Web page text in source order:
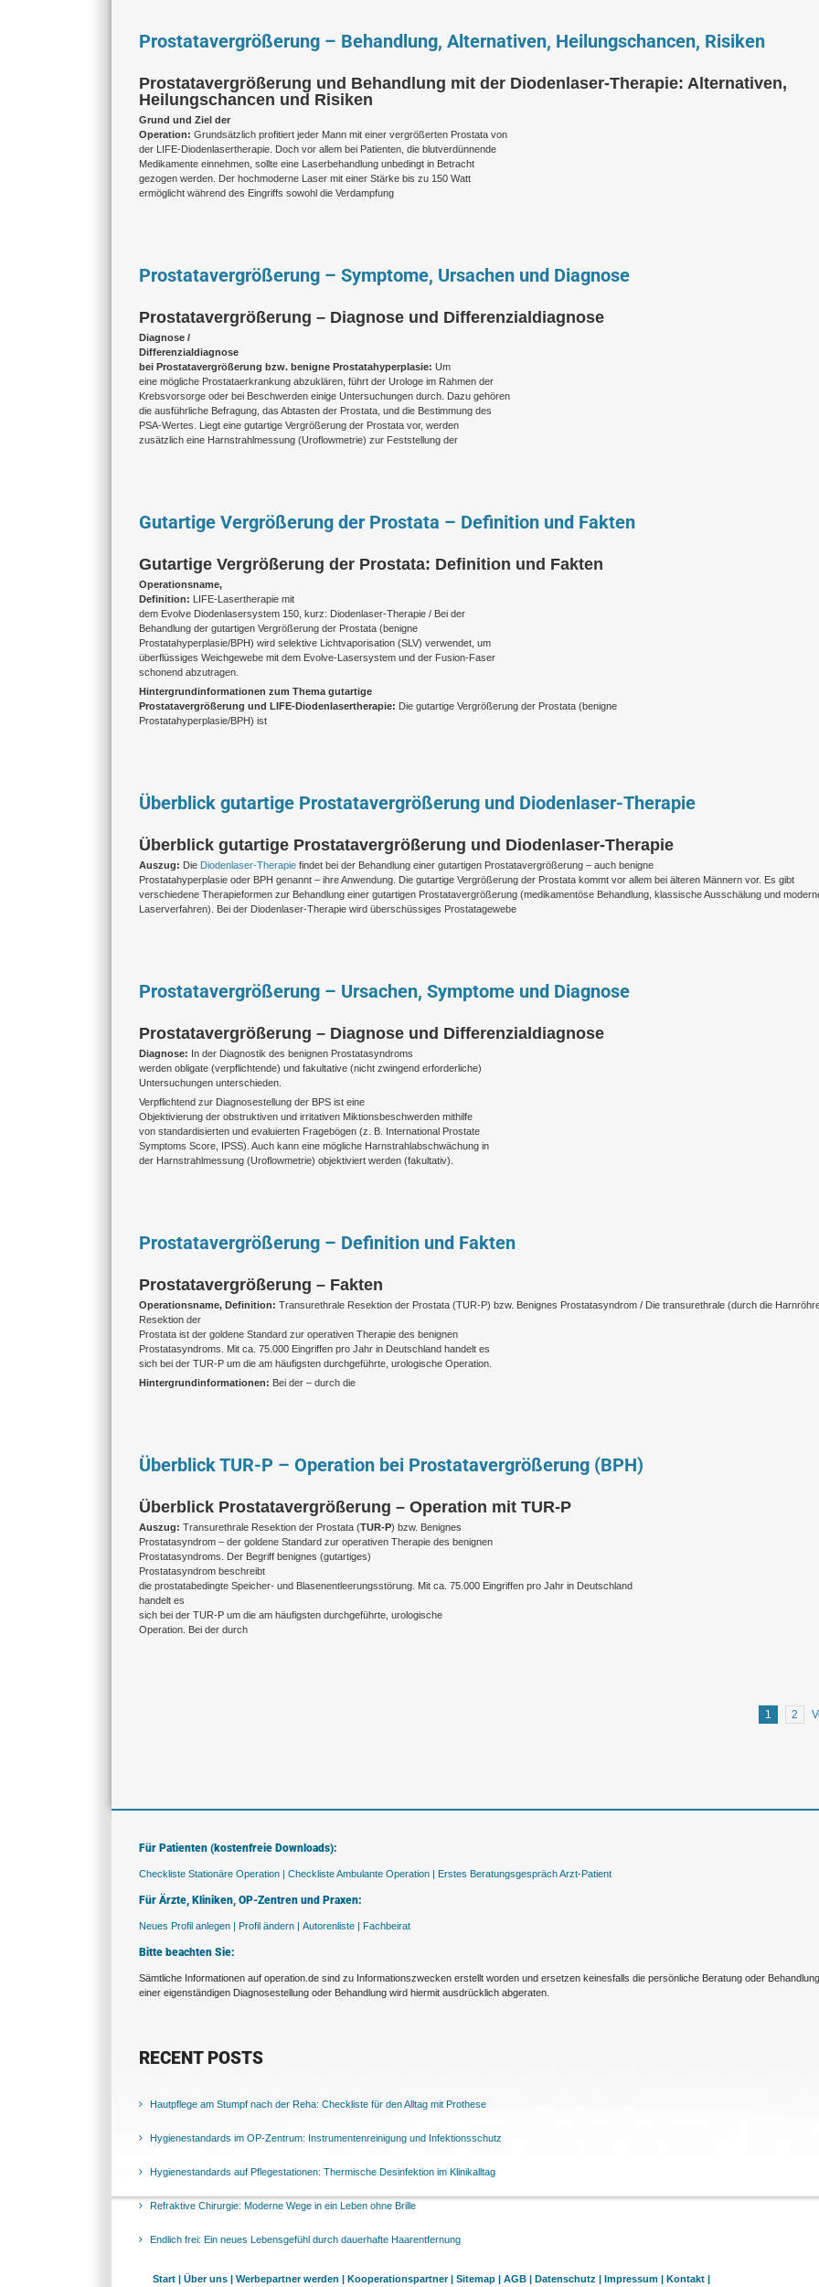
Prostatavergrößerung – Behandlung, Alternativen, Heilungschancen, Risiken
Prostatavergrößerung und Behandlung mit der Diodenlaser-Therapie: Alternativen,
Heilungschancen und Risiken
Grund und Ziel der
Operation: Grundsätzlich profitiert jeder Mann mit einer vergrößerten Prostata von
der LIFE-Diodenlasertherapie. Doch vor allem bei Patienten, die blutverdünnende
Medikamente einnehmen, sollte eine Laserbehandlung unbedingt in Betracht
gezogen werden. Der hochmoderne Laser mit einer Stärke bis zu 150 Watt
ermöglicht während des Eingriffs sowohl die Verdampfung
Prostatavergrößerung – Symptome, Ursachen und Diagnose
Prostatavergrößerung – Diagnose und Differenzialdiagnose
Diagnose /
Differenzialdiagnose
bei Prostatavergrößerung bzw. benigne Prostatahyperplasie: Um
eine mögliche Prostataerkrankung abzuklären, führt der Urologe im Rahmen der
Krebsvorsorge oder bei Beschwerden einige Untersuchungen durch. Dazu gehören
die ausführliche Befragung, das Abtasten der Prostata, und die Bestimmung des
PSA-Wertes. Liegt eine gutartige Vergrößerung der Prostata vor, werden
zusätzlich eine Harnstrahlmessung (Uroflowmetrie) zur Feststellung der
Gutartige Vergrößerung der Prostata – Definition und Fakten
Gutartige Vergrößerung der Prostata: Definition und Fakten
Operationsname,
Definition: LIFE-Lasertherapie mit
dem Evolve Diodenlasersystem 150, kurz: Diodenlaser-Therapie / Bei der
Behandlung der gutartigen Vergrößerung der Prostata (benigne
Prostatahyperplasie/BPH) wird selektive Lichtvaporisation (SLV) verwendet, um
überflüssiges Weichgewebe mit dem Evolve-Lasersystem und der Fusion-Faser
schonend abzutragen.
Hintergrundinformationen zum Thema gutartige
Prostatavergrößerung und LIFE-Diodenlasertherapie: Die gutartige Vergrößerung der Prostata (benigne
Prostatahyperplasie/BPH) ist
Überblick gutartige Prostatavergrößerung und Diodenlaser-Therapie
Überblick gutartige Prostatavergrößerung und Diodenlaser-Therapie
Auszug: Die Diodenlaser-Therapie findet bei der Behandlung einer gutartigen Prostatavergrößerung – auch benigne
Prostatahyperplasie oder BPH genannt – ihre Anwendung. Die gutartige Vergrößerung der Prostata kommt vor allem bei älteren Männern vor. Es gibt
verschiedene Therapieformen zur Behandlung einer gutartigen Prostatavergrößerung (medikamentöse Behandlung, klassische Ausschälung und
Laserverfahren). Bei der Diodenlaser-Therapie wird überschüssiges Prostatagewebe
Prostatavergrößerung – Ursachen, Symptome und Diagnose
Prostatavergrößerung – Diagnose und Differenzialdiagnose
Diagnose: In der Diagnostik des benignen Prostatasyndroms
werden obligate (verpflichtende) und fakultative (nicht zwingend erforderliche)
Untersuchungen unterschieden.
Verpflichtend zur Diagnosestellung der BPS ist eine
Objektivierung der obstruktiven und irritativen Miktionsbeschwerden mithilfe
von standardisierten und evaluierten Fragebögen (z. B. International Prostate
Symptoms Score, IPSS). Auch kann eine mögliche Harnstrahlabschwächung in
der Harnstrahlmessung (Uroflowmetrie) objektiviert werden (fakultativ).
Prostatavergrößerung – Definition und Fakten
Prostatavergrößerung – Fakten
Operationsname, Definition: Transurethrale Resektion der Prostata (TUR-P) bzw. Benignes Prostatasyndrom / Die transurethrale (durch die
Resektion der
Prostata ist der goldene Standard zur operativen Therapie des benignen
Prostatasyndroms. Mit ca. 75.000 Eingriffen pro Jahr in Deutschland handelt es
sich bei der TUR-P um die am häufigsten durchgeführte, urologische Operation.
Hintergrundinformationen: Bei der – durch die
Überblick TUR-P – Operation bei Prostatavergrößerung (BPH)
Überblick Prostatavergrößerung – Operation mit TUR-P
Auszug: Transurethrale Resektion der Prostata (TUR-P) bzw. Benignes
Prostatasyndrom – der goldene Standard zur operativen Therapie des benignen
Prostatasyndroms. Der Begriff benignes (gutartiges)
Prostatasyndrom beschreibt
die prostatabedingte Speicher- und Blasenentleerungsstörung. Mit ca. 75.000 Eingriffen pro Jahr in Deutschland
handelt es
sich bei der TUR-P um die am häufigsten durchgeführte, urologische
Operation. Bei der durch
1 2
Für Patienten (kostenfreie Downloads):
Checkliste Stationäre Operation | Checkliste Ambulante Operation | Erstes Beratungsgespräch Arzt-Patient
Für Ärzte, Kliniken, OP-Zentren und Praxen:
Neues Profil anlegen | Profil ändern | Autorenliste | Fachbeirat
Bitte beachten Sie:
Sämtliche Informationen auf operation.de sind zu Informationszwecken erstellt worden und ersetzen keinesfalls die persönliche Beratung oder
einer eigenständigen Diagnosestellung oder Behandlung wird hiermit ausdrücklich abgeraten.
RECENT POSTS
Hautpflege am Stumpf nach der Reha: Checkliste für den Alltag mit Prothese
Hygienestandards im OP-Zentrum: Instrumentenreinigung und Infektionsschutz
Hygienestandards auf Pflegestationen: Thermische Desinfektion im Klinikalltag
Refraktive Chirurgie: Moderne Wege in ein Leben ohne Brille
Endlich frei: Ein neues Lebensgefühl durch dauerhafte Haarentfernung
Start | Über uns | Werbepartner werden | Kooperationspartner | Sitemap | AGB | Datenschutz | Impressum | Kontakt |